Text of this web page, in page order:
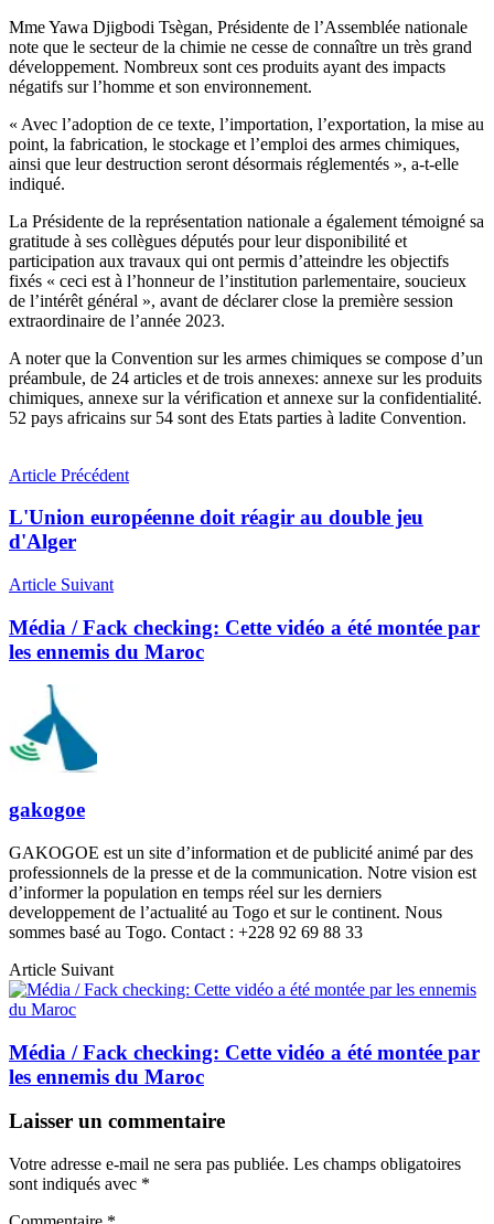
Mme Yawa Djigbodi Tsègan, Présidente de l’Assemblée nationale
note que le secteur de la chimie ne cesse de connaître un très grand
développement. Nombreux sont ces produits ayant des impacts
négatifs sur l’homme et son environnement.
« Avec l’adoption de ce texte, l’importation, l’exportation, la mise au
point, la fabrication, le stockage et l’emploi des armes chimiques,
ainsi que leur destruction seront désormais réglementés », a-t-elle
indiqué.
La Présidente de la représentation nationale a également témoigné sa
gratitude à ses collègues députés pour leur disponibilité et
participation aux travaux qui ont permis d’atteindre les objectifs
fixés « ceci est à l’honneur de l’institution parlementaire, soucieux
de l’intérêt général », avant de déclarer close la première session
extraordinaire de l’année 2023.
A noter que la Convention sur les armes chimiques se compose d’un
préambule, de 24 articles et de trois annexes: annexe sur les produits
chimiques, annexe sur la vérification et annexe sur la confidentialité.
52 pays africains sur 54 sont des Etats parties à ladite Convention.
Article Précédent
L'Union européenne doit réagir au double jeu
d'Alger
Article Suivant
Média / Fack checking: Cette vidéo a été montée par
les ennemis du Maroc
gakogoe
GAKOGOE est un site d’information et de publicité animé par des
professionnels de la presse et de la communication. Notre vision est
d’informer la population en temps réel sur les derniers
developpement de l’actualité au Togo et sur le continent. Nous
sommes basé au Togo. Contact : +228 92 69 88 33
Article Suivant
Média / Fack checking: Cette vidéo a été montée par
les ennemis du Maroc
Laisser un commentaire
Votre adresse e-mail ne sera pas publiée. Les champs obligatoires
sont indiqués avec *